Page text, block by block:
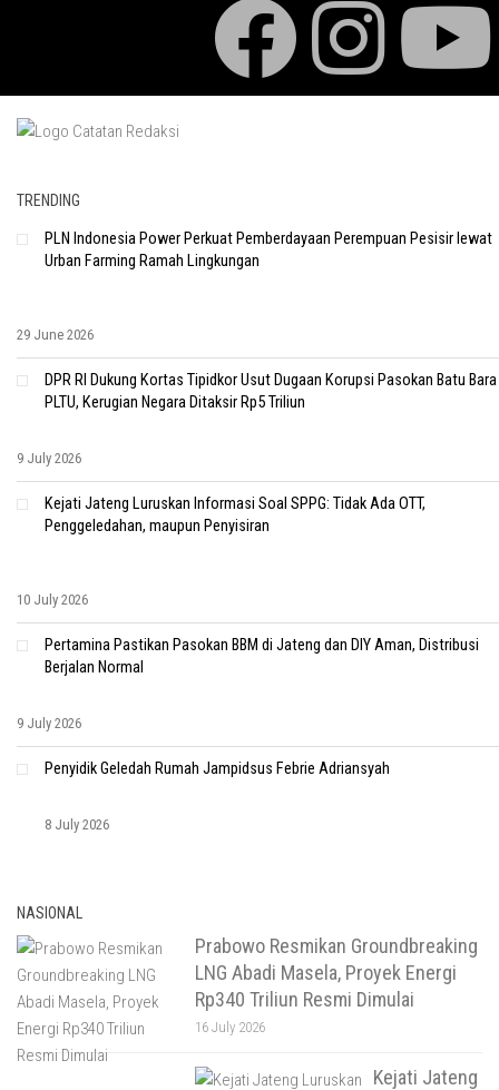
TRENDING
PLN Indonesia Power Perkuat Pemberdayaan Perempuan Pesisir lewat
Urban Farming Ramah Lingkungan
29 June 2026
DPR RI Dukung Kortas Tipidkor Usut Dugaan Korupsi Pasokan Batu Bara
PLTU, Kerugian Negara Ditaksir Rp5 Triliun
9 July 2026
Kejati Jateng Luruskan Informasi Soal SPPG: Tidak Ada OTT,
Penggeledahan, maupun Penyisiran
10 July 2026
Pertamina Pastikan Pasokan BBM di Jateng dan DIY Aman, Distribusi
Berjalan Normal
9 July 2026
Penyidik Geledah Rumah Jampidsus Febrie Adriansyah
8 July 2026
NASIONAL
Prabowo Resmikan Groundbreaking
LNG Abadi Masela, Proyek Energi
Rp340 Triliun Resmi Dimulai
16 July 2026
Kejati Jateng